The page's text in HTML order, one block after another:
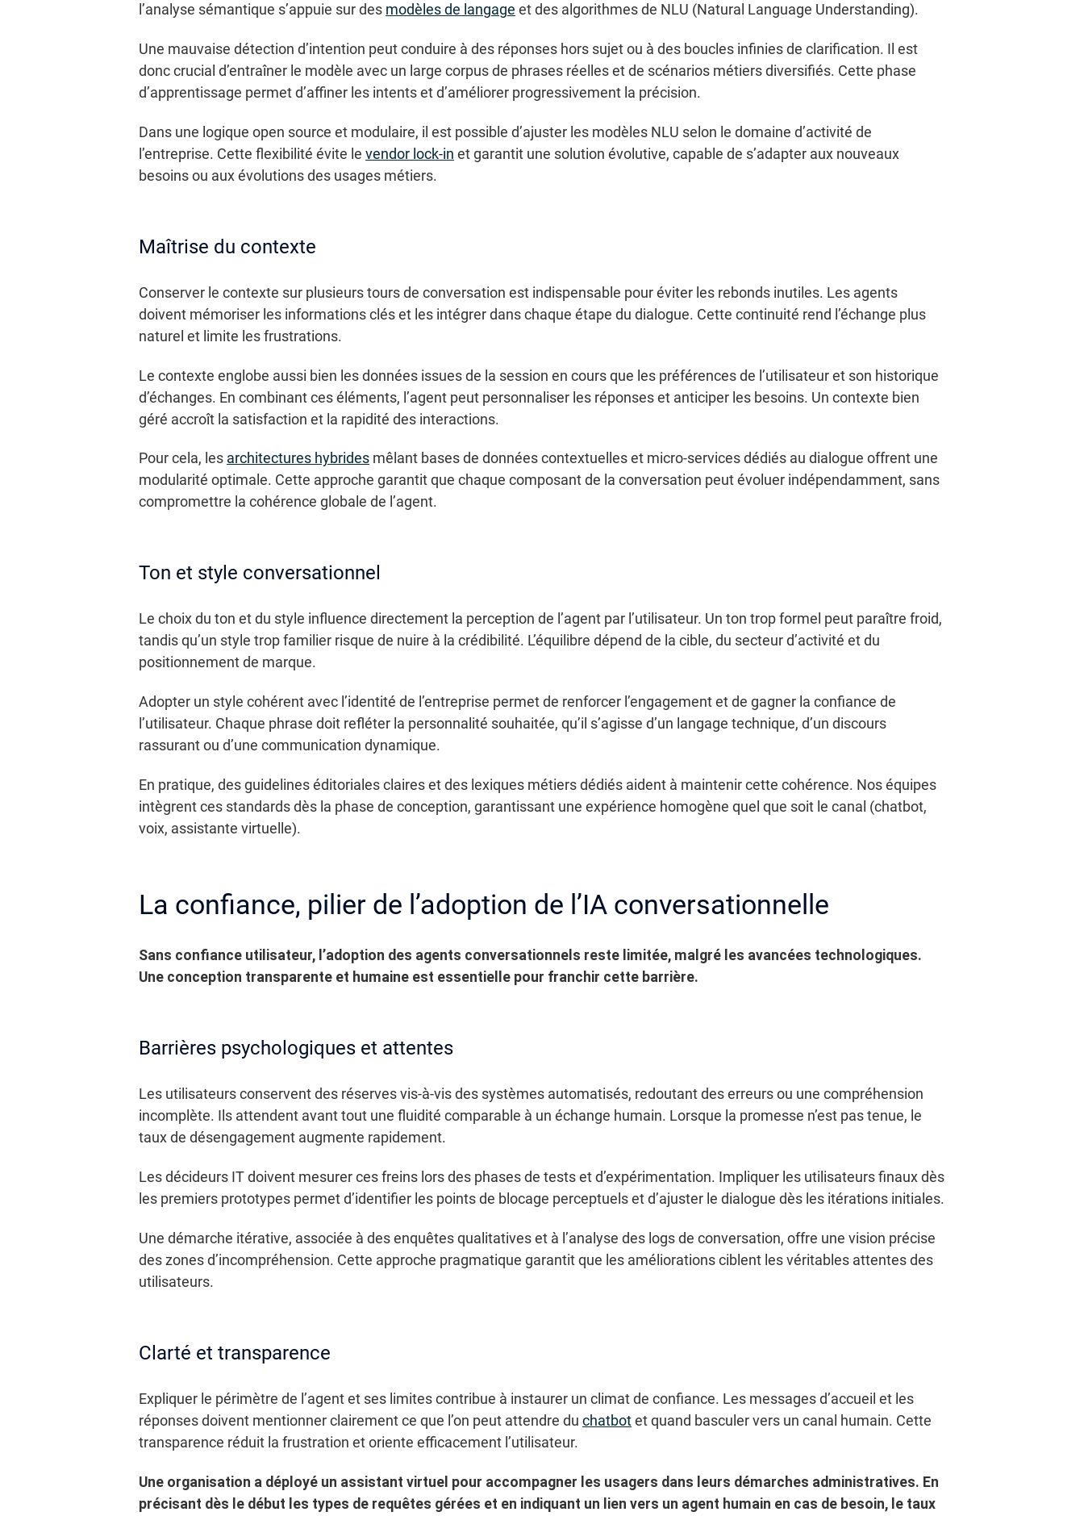
l’analyse sémantique s’appuie sur des modèles de langage et des algorithmes de NLU (Natural Language Understanding).
Une mauvaise détection d’intention peut conduire à des réponses hors sujet ou à des boucles infinies de clarification. Il est
donc crucial d’entraîner le modèle avec un large corpus de phrases réelles et de scénarios métiers diversifiés. Cette phase
d’apprentissage permet d’affiner les intents et d’améliorer progressivement la précision.
Dans une logique open source et modulaire, il est possible d’ajuster les modèles NLU selon le domaine d’activité de
l’entreprise. Cette flexibilité évite le vendor lock-in et garantit une solution évolutive, capable de s’adapter aux nouveaux
besoins ou aux évolutions des usages métiers.
Maîtrise du contexte
Conserver le contexte sur plusieurs tours de conversation est indispensable pour éviter les rebonds inutiles. Les agents
doivent mémoriser les informations clés et les intégrer dans chaque étape du dialogue. Cette continuité rend l’échange plus
naturel et limite les frustrations.
Le contexte englobe aussi bien les données issues de la session en cours que les préférences de l’utilisateur et son historique
d’échanges. En combinant ces éléments, l’agent peut personnaliser les réponses et anticiper les besoins. Un contexte bien
géré accroît la satisfaction et la rapidité des interactions.
Pour cela, les architectures hybrides mêlant bases de données contextuelles et micro-services dédiés au dialogue offrent une
modularité optimale. Cette approche garantit que chaque composant de la conversation peut évoluer indépendamment, sans
compromettre la cohérence globale de l’agent.
Ton et style conversationnel
Le choix du ton et du style influence directement la perception de l’agent par l’utilisateur. Un ton trop formel peut paraître froid,
tandis qu’un style trop familier risque de nuire à la crédibilité. L’équilibre dépend de la cible, du secteur d’activité et du
positionnement de marque.
Adopter un style cohérent avec l’identité de l’entreprise permet de renforcer l’engagement et de gagner la confiance de
l’utilisateur. Chaque phrase doit refléter la personnalité souhaitée, qu’il s’agisse d’un langage technique, d’un discours
rassurant ou d’une communication dynamique.
En pratique, des guidelines éditoriales claires et des lexiques métiers dédiés aident à maintenir cette cohérence. Nos équipes
intègrent ces standards dès la phase de conception, garantissant une expérience homogène quel que soit le canal (chatbot,
voix, assistante virtuelle).
La confiance, pilier de l’adoption de l’IA conversationnelle
Sans confiance utilisateur, l’adoption des agents conversationnels reste limitée, malgré les avancées technologiques.
Une conception transparente et humaine est essentielle pour franchir cette barrière.
Barrières psychologiques et attentes
Les utilisateurs conservent des réserves vis-à-vis des systèmes automatisés, redoutant des erreurs ou une compréhension
incomplète. Ils attendent avant tout une fluidité comparable à un échange humain. Lorsque la promesse n’est pas tenue, le
taux de désengagement augmente rapidement.
Les décideurs IT doivent mesurer ces freins lors des phases de tests et d’expérimentation. Impliquer les utilisateurs finaux dès
les premiers prototypes permet d’identifier les points de blocage perceptuels et d’ajuster le dialogue dès les itérations initiales.
Une démarche itérative, associée à des enquêtes qualitatives et à l’analyse des logs de conversation, offre une vision précise
des zones d’incompréhension. Cette approche pragmatique garantit que les améliorations ciblent les véritables attentes des
utilisateurs.
Clarté et transparence
Expliquer le périmètre de l’agent et ses limites contribue à instaurer un climat de confiance. Les messages d’accueil et les
réponses doivent mentionner clairement ce que l’on peut attendre du chatbot et quand basculer vers un canal humain. Cette
transparence réduit la frustration et oriente efficacement l’utilisateur.
Une organisation a déployé un assistant virtuel pour accompagner les usagers dans leurs démarches administratives. En
précisant dès le début les types de requêtes gérées et en indiquant un lien vers un agent humain en cas de besoin, le taux